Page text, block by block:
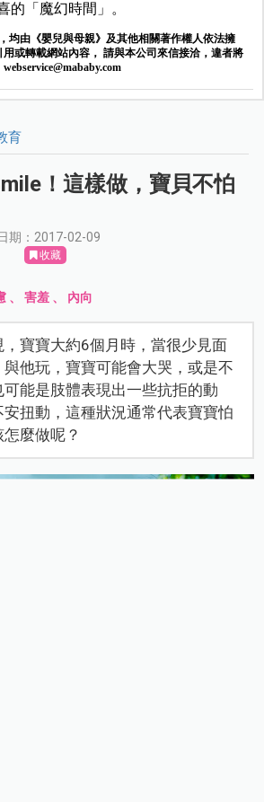
的「魔幻時間」。
均由《嬰兒與母親》及其他相關著作權人依法擁
或轉載網站內容， 請與本公司來信接洽，違者將
webservice@mababy.com
育
！這樣做，寶貝不怕
期：2017-02-09
收藏
、害羞 、 內向
寶寶大約6個月時，當很少見面
他玩，寶寶可能會大哭，或是不
可能是肢體表現出一些抗拒的動
扭動，這種狀況通常代表寶寶怕
麼做呢？